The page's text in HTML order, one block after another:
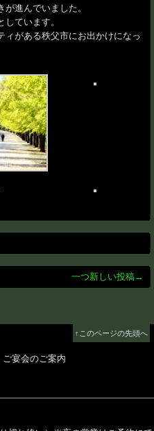
進んでいました。
ています。
ィがある秩父市にお出かけになっ
一つ新しい投稿→
↑このページの先頭へ
ご宴会のご案内